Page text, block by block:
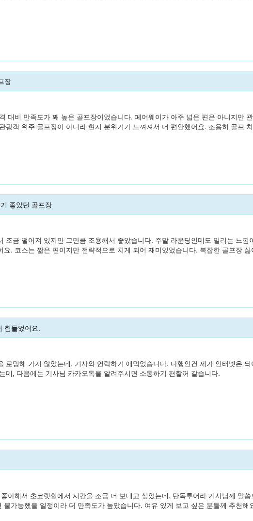
장
대비 만족도가 꽤 높은 골프장이었습니다. 페어웨이가 아주 넓은 편은 아니지만
광객 위주 골프장이 아니라 현지 분위기가 느껴져서 더 편안했어요. 조용히 골프
좋았던 골프장
조금 떨어져 있지만 그만큼 조용해서 좋았습니다. 주말 라운딩인데도 밀리는 느낌
요. 코스는 짧은 편이지만 전략적으로 치게 되어 재미있었습니다. 복잡한 골프장
힘들었어요.
로밍해 가지 않았는데, 기사와 연락하기 애먹었습니다. 다행인건 제가 인터넷은
데, 다음에는 기사님 카카오톡을 알려주시면 소통하기 편할꺼 같습니다.
아해서 초코렛힐에서 시간을 조금 더 보내고 싶었는데, 단독투어라 기사님께 말
불가능했을 일정이라 더 만족도가 높았습니다. 여유 있게 보고 싶은 분들께 추천해